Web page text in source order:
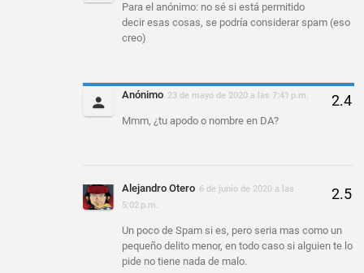
Para el anónimo: no sé si está permitido
decir esas cosas, se podría considerar spam (eso
creo)
Anónimo 23 de mayo de 2020 a las 7:41 p.m.
Mmm, ¿tu apodo o nombre en DA?
Alejandro Otero 6 de junio de 2020 a las
5:02 p.m.
Un poco de Spam si es, pero seria mas como un
pequeño delito menor, en todo caso si alguien te lo
pide no tiene nada de malo.